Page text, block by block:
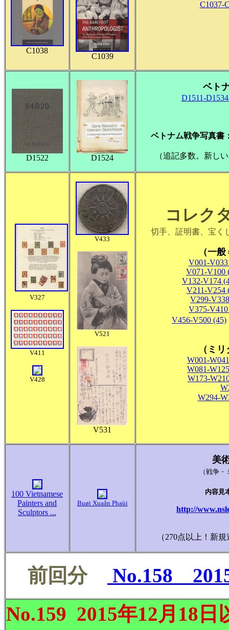
C1038
C1039
C1037-
D1522 D1524
ベト
D1511-
ベトナム戦争写真
（追記多数。新し
V327
V411
V428
V433
V521
V531
コレク
切手、証明書、宝く
（一
V001-V033
V071-V100
V132-V174
V211-V254
V299-
V375-
V456-V500 (45)
（ミリ
W001-
W081-
W173-
W294-
100 Vietnamese
Painters and
Sculptors ...
Buøi Xuaân Phaùi
美
（戦争
内容見
http://
（270点以上！新
前回分
No.158
No.159 2015年12月18